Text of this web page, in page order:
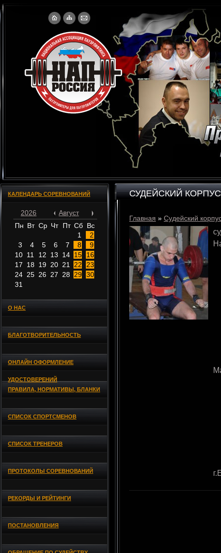
КАЛЕНДАРЬ СОРЕВНОВАНИЙ
2026
Август
Пн Вт Ср Чт Пт Сб Вс
1
2
3
4 5 6 7 8
9
10 11 12 13 14 15
16
17
18 19 20 21 22
23
24 25 26 27 28 29 30
31
О НАС
БЛАГОТВОРИТЕЛЬНОСТЬ
ОНЛАЙН ОФОРМЛЕНИЕ
УДОСТОВЕРЕНИЙ
ПРАВИЛА, НОРМАТИВЫ, БЛАНКИ
СПИСОК СПОРТСМЕНОВ
СПИСОК ТРЕНЕРОВ
ПРОТОКОЛЫ СОРЕВНОВАНИЙ
РЕКОРДЫ И РЕЙТИНГИ
ПОСТАНОВЛЕНИЯ
СУДЕЙСКИЙ КОРПУС
Главная » Судейский